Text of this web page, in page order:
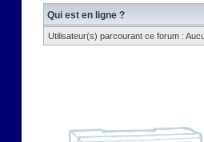
Qui est en ligne ?
Utilisateur(s) parcourant ce forum :